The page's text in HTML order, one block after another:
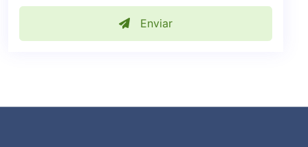
Enviar